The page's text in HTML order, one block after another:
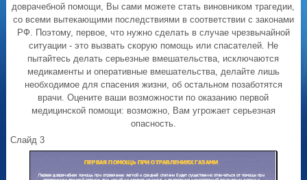
доврачебной помощи, Вы сами можете стать виновником трагедии,
со всеми вытекающими последствиями в соответствии с законами
РФ. Поэтому, первое, что нужно сделать в случае чрезвычайной
ситуации - это вызвать скорую помощь или спасателей. Не
пытайтесь делать серьезные вмешательства, исключаются
медикаменты и оперативные вмешательства, делайте лишь
необходимое для спасения жизни, об остальном позаботятся
врачи. Оцените ваши возможности по оказанию первой
медицинской помощи: возможно, Вам угрожает серьезная
опасность.
Слайд 3